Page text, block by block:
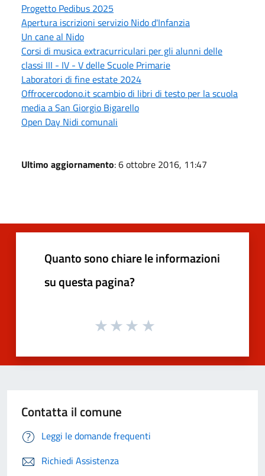
Progetto Pedibus 2025
Apertura iscrizioni servizio Nido d'Infanzia
Un cane al Nido
Corsi di musica extracurriculari per gli alunni delle
classi III - IV - V delle Scuole Primarie
Laboratori di fine estate 2024
Offrocercodono.it scambio di libri di testo per la scuola
media a San Giorgio Bigarello
Open Day Nidi comunali
Ultimo aggiornamento: 6 ottobre 2016, 11:47
Quanto sono chiare le informazioni
su questa pagina?
Contatta il comune
Leggi le domande frequenti
Richiedi Assistenza